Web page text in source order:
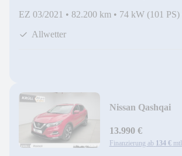
EZ 03/2021 • 82.200 km • 74 kW (101 PS)
Allwetter
Nissan Qashqai
13.990 €
Finanzierung ab 134 € mtl.